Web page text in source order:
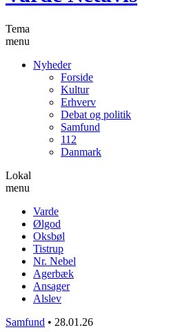
Tema
menu
Nyheder
Forside
Kultur
Erhverv
Debat og politik
Samfund
112
Danmark
Lokal
menu
Varde
Ølgod
Oksbøl
Tistrup
Nr. Nebel
Agerbæk
Ansager
Alslev
Samfund • 28.01.26